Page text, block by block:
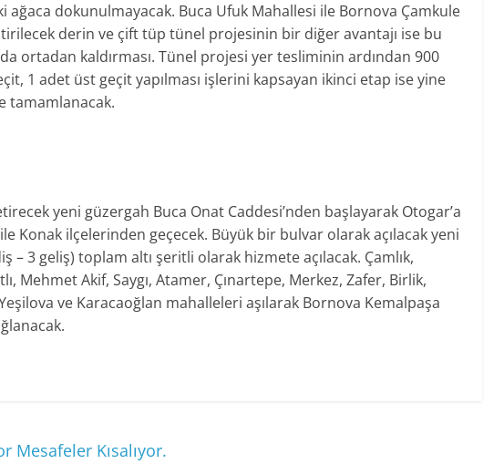
ağaca dokunulmayacak. Buca Ufuk Mahallesi ile Bornova Çamkule
derin ve çift tüp tünel projesinin bir diğer avantajı ise bu
ortadan kaldırması. Tünel projesi yer tesliminin ardından 900
1 adet üst geçit yapılması işlerini kapsayan ikinci etap ise yine
tamamlanacak.
yeni güzergah Buca Onat Caddesi’nden başlayarak Otogar’a
Konak ilçelerinden geçecek. Büyük bir bulvar olarak açılacak yeni
– 3 geliş) toplam altı şeritli olarak hizmete açılacak. Çamlık,
Mehmet Akif, Saygı, Atamer, Çınartepe, Merkez, Zafer, Birlik,
ve Karacaoğlan mahalleleri aşılarak Bornova Kemalpaşa
Mesafeler Kısalıyor.